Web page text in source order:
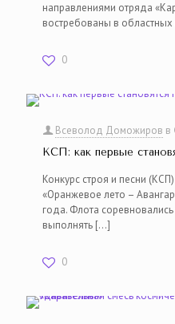
направлениями отряда
востребованы в областных
0
Всеволод Доможиров в
КСП: как первые
Конкурс строя и песни
«Оранжевое лето –
года. Флота
выполнять […]
0